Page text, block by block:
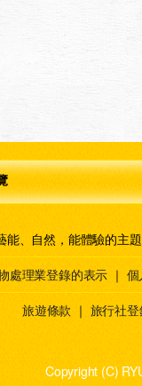
、自然，能體驗的主
處理業登錄的表示 ｜
旅遊條款 ｜ 旅行社
Copyright (C)